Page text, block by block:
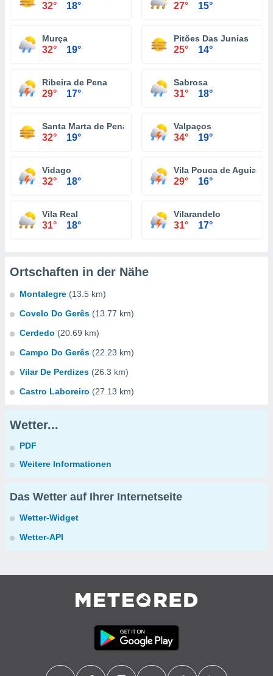
32° 18° 27° 15°
Murça
32° 19°
Pitões Das Junias
25° 14°
Ribeira de Pena
29° 17°
Sabrosa
31° 18°
Santa Marta de Penaguião
32° 19°
Valpaços
34° 19°
Vidago
32° 18°
Vila Pouca de Aguiar
29° 16°
Vila Real
31° 18°
Vilarandelo
31° 17°
Ortschaften in der Nähe
Montalegre (13.5 km)
Covelo Do Gerês (13.77 km)
Cerdedo (20.69 km)
Campo Do Gerês (22.23 km)
Vilar De Perdizes (26.3 km)
Castro Laboreiro (27.13 km)
Wetter...
PDF
Weitere Informationen
Das Wetter auf Ihrer Internetseite
Wetter-Widget
Wetter-API